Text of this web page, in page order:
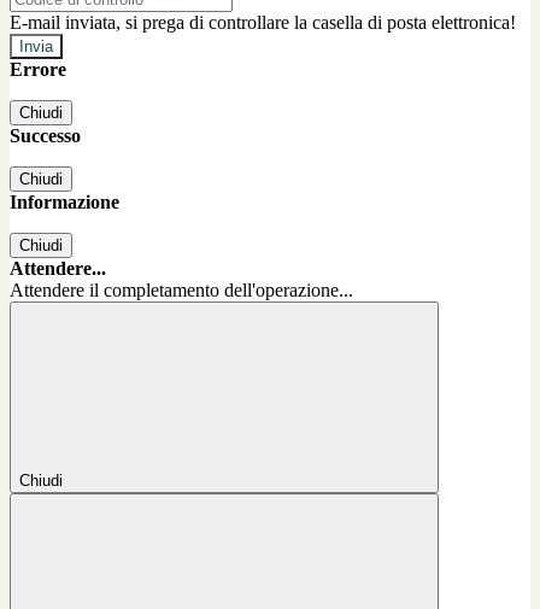
E-mail inviata, si prega di controllare la casella di posta elettronica!
Errore
Chiudi
Successo
Chiudi
Informazione
Chiudi
Attendere...
Attendere il completamento dell'operazione...
Chiudi